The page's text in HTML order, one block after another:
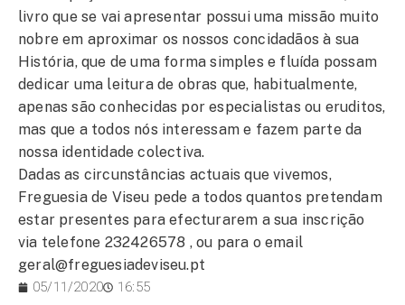
livro que se vai apresentar possui uma missão muito
nobre em aproximar os nossos concidadãos à sua
História, que de uma forma simples e fluída possam
dedicar uma leitura de obras que, habitualmente,
apenas são conhecidas por especialistas ou eruditos,
mas que a todos nós interessam e fazem parte da
nossa identidade colectiva.
Dadas as circunstâncias actuais que vivemos,
Freguesia de Viseu pede a todos quantos pretendam
estar presentes para efecturarem a sua inscrição
via telefone 232426578 , ou para o email
geral@freguesiadeviseu.pt
05/11/2020 16:55